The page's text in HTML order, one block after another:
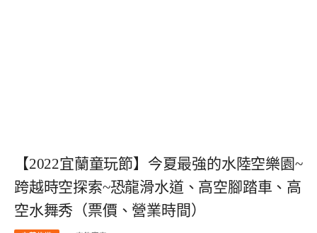
【2022宜蘭童玩節】今夏最強的水陸空樂園~
跨越時空探索~恐龍滑水道、高空腳踏車、高
空水舞秀（票價、營業時間）